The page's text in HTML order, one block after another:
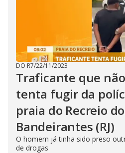
DO R7/22/11/2023
Traficante que
tenta fugir da
praia do Recreio
Bandeirantes (RJ)
O homem já tinha sido preso
de drogas